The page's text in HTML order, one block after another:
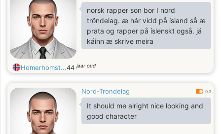
norsk rapper son bor I nord
tröndelag. æ hár vídd på ísland så æ
prata og rapper på íslenskt også. já
káinn æ skrive meira
Homerhomst...44jaar oud
Nord-Trondelag 0.3
It should me alright nice looking and
good character